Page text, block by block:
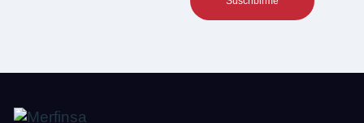
Acepto la Política de Privacidad y las Condiciones de Uso.
continuación confirma que estás de acuerdo con ambas.